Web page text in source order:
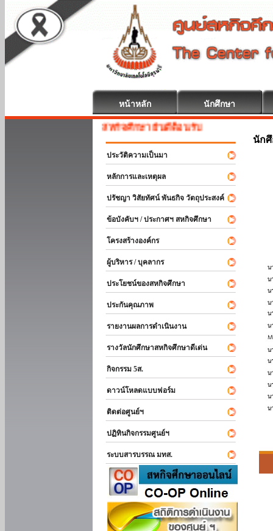
หน้าหลัก นักศึกษา
สหกิจศึกษา ยินดีต้อนรับ
ประวัติความเป็นมา
หลักการและเหตุผล
ปรัชญา วิสัยทัศน์ พันธกิจ วัตถุประสงค์
ข้อบังคับฯ / ประกาศฯ สหกิจศึกษา
โครงสร้างองค์กร
ผู้บริหาร / บุคลากร
ประโยชน์ของสหกิจศึกษา
ประกันคุณภาพ
รายงานผลการดำเนินงาน
รางวัลนักศึกษาสหกิจศึกษาดีเด่น
กิจกรรม 5ส.
ดาวน์โหลดแบบฟอร์ม
ติดต่อศูนย์ฯ
ปฏิทินกิจกรรมศูนย์ฯ
ระบบสารบรรณ มทส.
นัก